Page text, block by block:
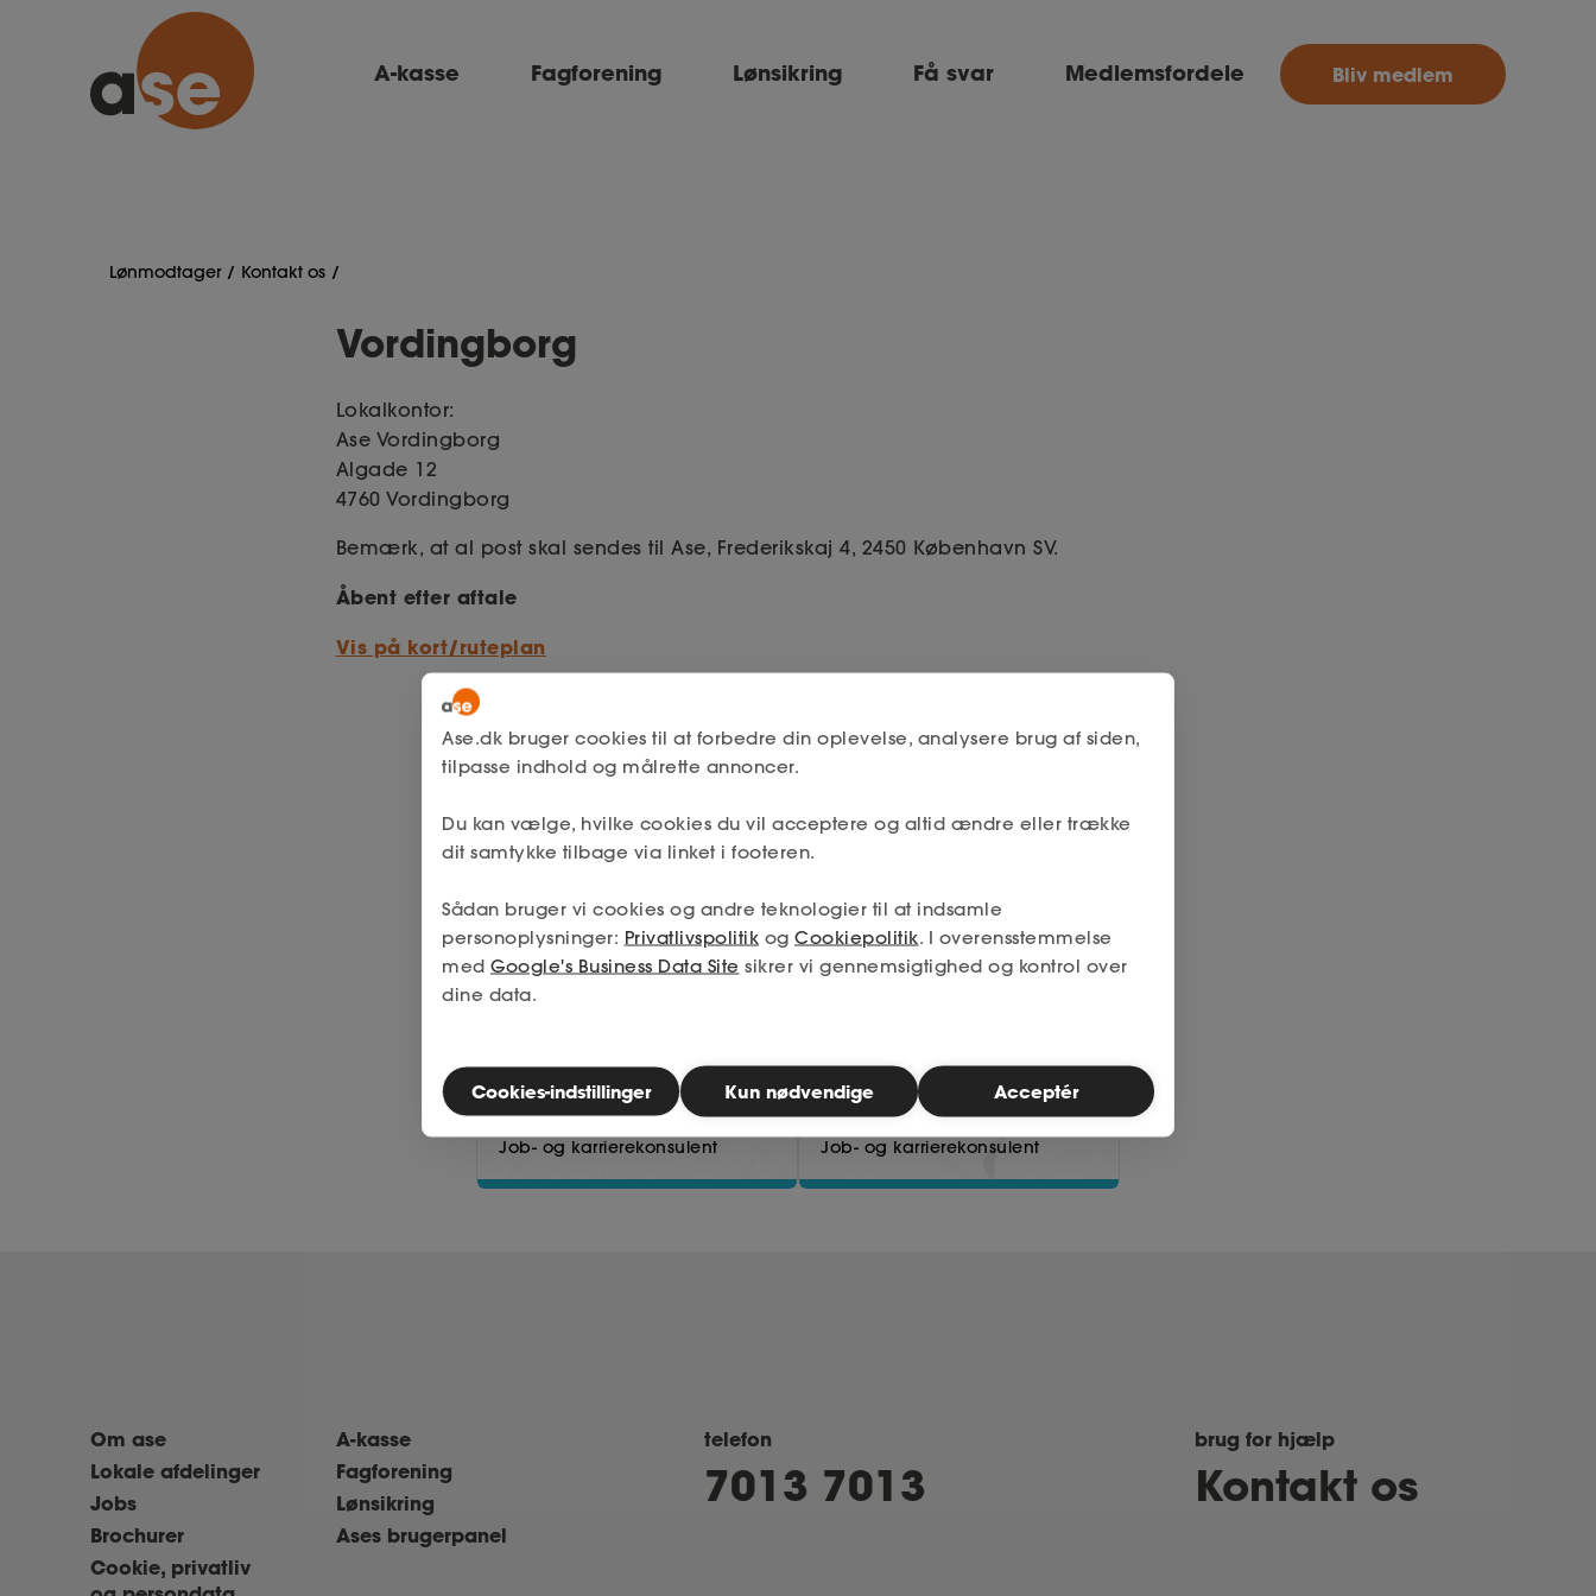
Ase
A-kasse Fagforening Lønsikring Få svar Medlemsfordele Bliv medlem
Lønmodtager Kontakt os
Vordingborg
Lokalkontor:
Ase Vordingborg
Algade 12
4760 Vordingborg
Bemærk, at al post skal sendes til Ase, Frederikskaj 4, 2450 København SV.
Åbent efter aftale
Vis på kort/ruteplan
Mette Tarp-Nielsen
Job- og karrierekonsulent
Martin Jensen
Job- og karrierekonsulent
Om ase
Lokale afdelinger
Jobs
Brochurer
Cookie, privatliv
A-kasse
Fagforening
Lønsikring
Ases brugerpanel
telefon
7013 7013
brug for hjælp
Kontakt os
Ase.dk bruger cookies til at forbedre din oplevelse, analysere brug af siden,
tilpasse indhold og målrette annoncer.
Du kan vælge, hvilke cookies du vil acceptere og altid ændre eller trække
dit samtykke tilbage via linket i footeren.
Sådan bruger vi cookies og andre teknologier til at indsamle
personoplysninger: Privatlivspolitik og Cookiepolitik. I overensstemmelse
med Google's Business Data Site sikrer vi gennemsigtighed og kontrol over
dine data.
Cookies-indstillinger Kun nødvendige Acceptér